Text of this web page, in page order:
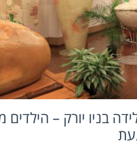
בניו יורק – הילדים